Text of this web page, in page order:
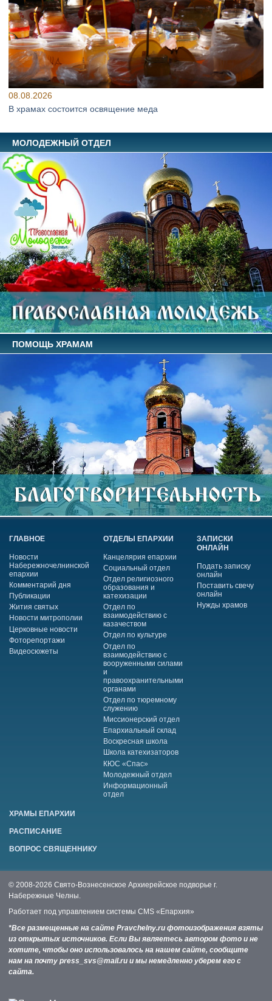
08.08.2026
В храмах состоится освящение меда
МОЛОДЕЖНЫЙ ОТДЕЛ
ПОМОЩЬ ХРАМАМ
ГЛАВНОЕ
Новости
Набережночелнинской
епархии
Комментарий дня
Публикации
Жития святых
Новости митрополии
Церковные новости
Фоторепортажи
Видеосюжеты
ОТДЕЛЫ ЕПАРХИИ
Канцелярия епархии
Социальный отдел
Отдел религиозного
образования и
катехизации
Отдел по
взаимодействию с
казачеством
Отдел по культуре
Отдел по
взаимодействию с
вооруженными силами
и
правоохранительными
органами
Отдел по тюремному
служению
Миссионерский отдел
Епархиальный склад
Воскресная школа
Школа катехизаторов
КЮС «Спас»
Молодежный отдел
Информационный
отдел
ЗАПИСКИ
ОНЛАЙН
Подать записку
онлайн
Поставить свечу
онлайн
Нужды храмов
ХРАМЫ ЕПАРХИИ
РАСПИСАНИЕ
ВОПРОС СВЯЩЕННИКУ
© 2008-2026 Свято-Вознесенское Архиерейское подворье г.
Набережные Челны.
Работает под управлением системы CMS «Епархия»
*Все размещенные на сайте Pravchelny.ru фотоизображения взяты
из открытых источников. Если Вы являетесь автором фото и не
хотите, чтобы оно использовалось на нашем сайте, сообщите
нам на почту press_svs@mail.ru и мы немедленно уберем его с
сайта.